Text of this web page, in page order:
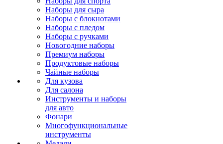
Наборы для сыра
Наборы с блокнотами
Наборы с пледом
Наборы с ручками
Новогодние наборы
Премиум наборы
Продуктовые наборы
Чайные наборы
Для кузова
Для салона
Инструменты и наборы
для авто
Фонари
Многофункциональные
инструменты